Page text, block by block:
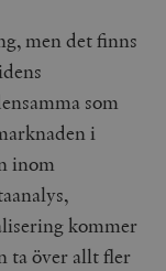
men det finns
som
i
inom
kommer
ta över allt fler